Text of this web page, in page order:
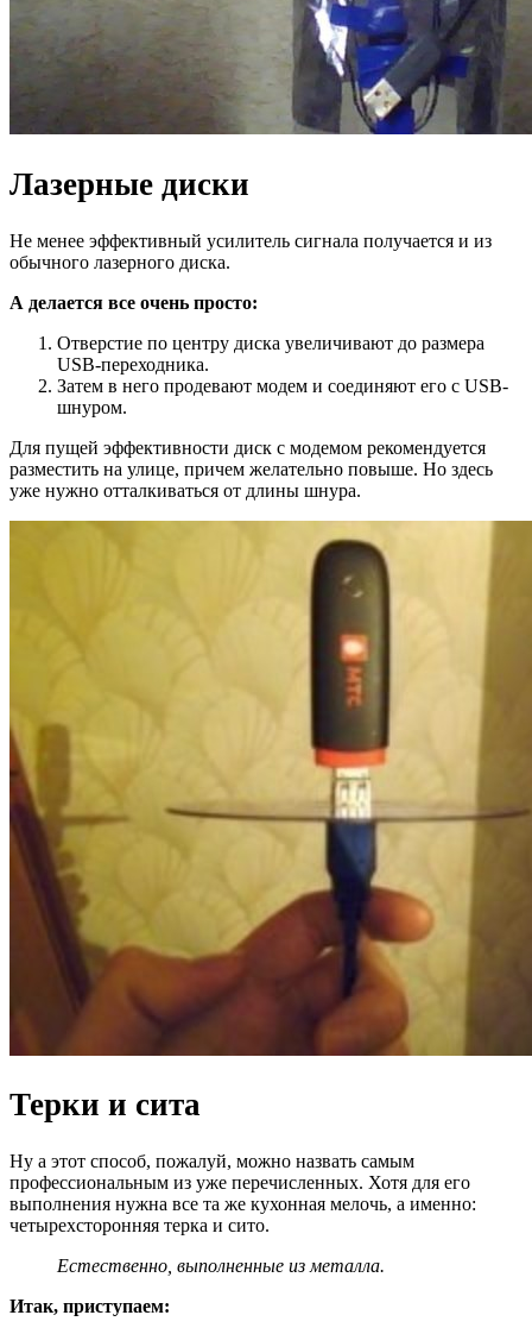
Лазерные диски
Не менее эффективный усилитель сигнала получается и из
обычного лазерного диска.
А делается все очень просто:
Отверстие по центру диска увеличивают до размера
USB-переходника.
Затем в него продевают модем и соединяют его с USB-
шнуром.
Для пущей эффективности диск с модемом рекомендуется
разместить на улице, причем желательно повыше. Но здесь
уже нужно отталкиваться от длины шнура.
Терки и сита
Ну а этот способ, пожалуй, можно назвать самым
профессиональным из уже перечисленных. Хотя для его
выполнения нужна все та же кухонная мелочь, а именно:
четырехсторонняя терка и сито.
Естественно, выполненные из металла.
Итак, приступаем: